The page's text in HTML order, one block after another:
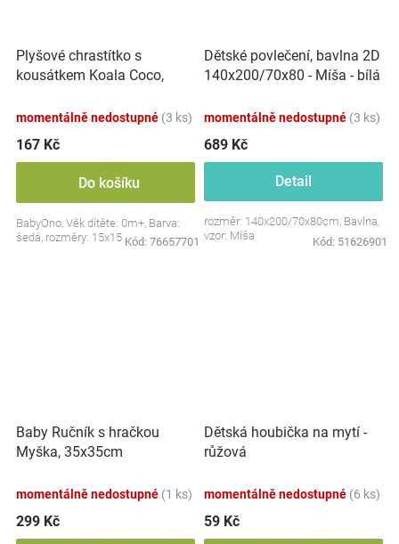
Plyšové chrastítko s
kousátkem Koala Coco,
momentálně nedostupné (3 ks)
167 Kč
Do košíku
BabyOno, Věk dítěte: 0m+, Barva:
šedá, rozměry: 15x15 cm.
Kód: 76657701
Dětské povlečení, bavlna 2D
140x200/70x80 - Míša - bílá
momentálně nedostupné (3 ks)
689 Kč
Detail
rozměr: 140x200/70x80cm, Bavlna,
vzor: Míša
Kód: 51626901
Baby Ručník s hračkou
Myška, 35x35cm
momentálně nedostupné (1 ks)
299 Kč
Dětská houbička na mytí -
růžová
momentálně nedostupné (6 ks)
59 Kč